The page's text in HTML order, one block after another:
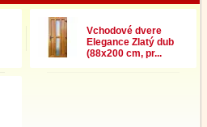
Vchodové dvere
Elegance Zlatý dub
(88x200 cm, pr...